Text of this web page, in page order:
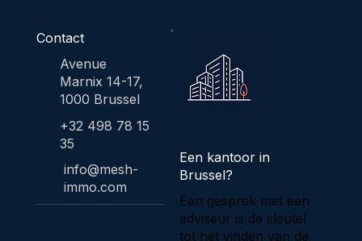
Contact
Avenue
Marnix 14-17,
1000 Brussel
+32 498 78 15
35
info@mesh-
immo.com
Een kantoor in
Brussel?
Een gesprek met een
adviseur is de sleutel
tot het vinden van de